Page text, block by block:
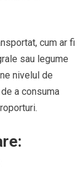
cum ar fi
sau legume
nivelul de
a consuma